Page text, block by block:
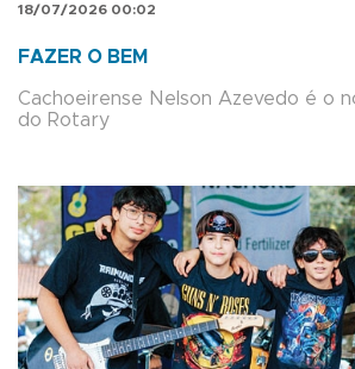
18/07/2026 00:02
FAZER O BEM
Cachoeirense Nelson Azevedo é o
do Rotary